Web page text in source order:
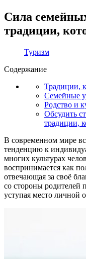
Сила
традиции,
Туризм
Содержание
Традиции,
Семейные
Родство и
Обсудить
традиции,
В современном мире
тенденцию к
многих культурах
воспринимается как
отвечающая за своё
со стороны родителей
уступая место личной